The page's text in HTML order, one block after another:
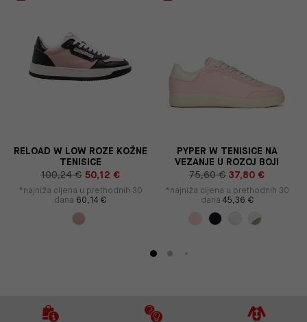
RELOAD W LOW ROZE KOŽNE
TENISICE
100,24 € 50,12 €
*najniža cijena u prethodnih 30
dana 60,14 €
PYPER W TENISICE NA
VEZANJE U ROZOJ BOJI
75,60 € 37,80 €
*najniža cijena u prethodnih 30
dana 45,36 €